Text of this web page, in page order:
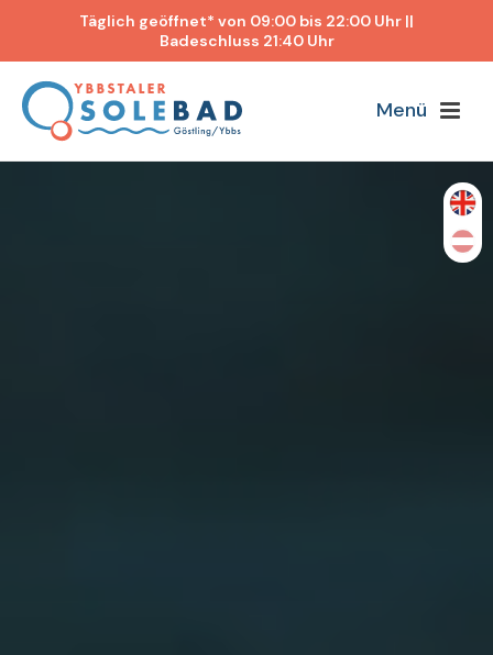
Täglich geöffnet* von 09:00 bis 22:00 Uhr ||
Badeschluss 21:40 Uhr